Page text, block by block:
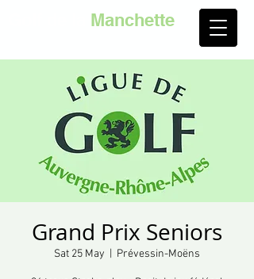
Manchette
Grand Prix Seniors
Sat 25 May Prévessin-Moëns